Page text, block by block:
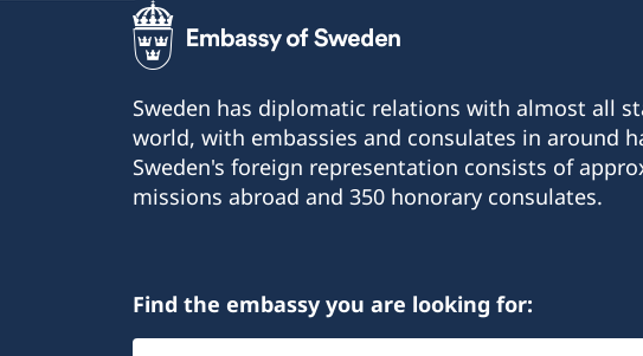
Sweden has diplomatic relations with almost all
world, with embassies and consulates in around
Sweden's foreign representation consists of
missions abroad and 350 honorary consulates.
Find the embassy you are looking for: